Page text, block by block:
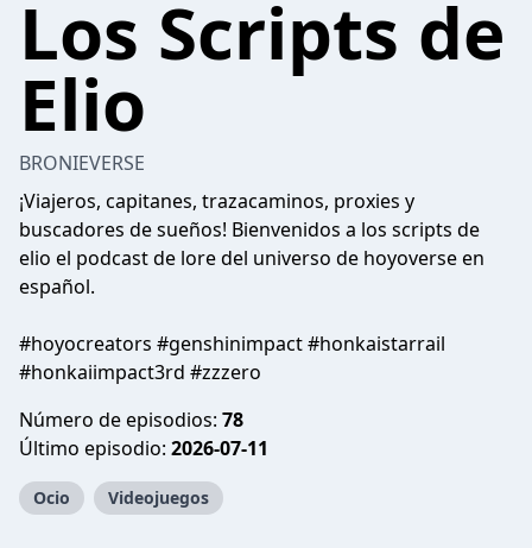
Los Scripts de
Elio
BRONIEVERSE
¡Viajeros, capitanes, trazacaminos, proxies y
buscadores de sueños! Bienvenidos a los scripts de
elio el podcast de lore del universo de hoyoverse en
español.
#hoyocreators #genshinimpact #honkaistarrail
#honkaiimpact3rd #zzzero
Número de episodios: 78
Último episodio: 2026-07-11
Ocio Videojuegos